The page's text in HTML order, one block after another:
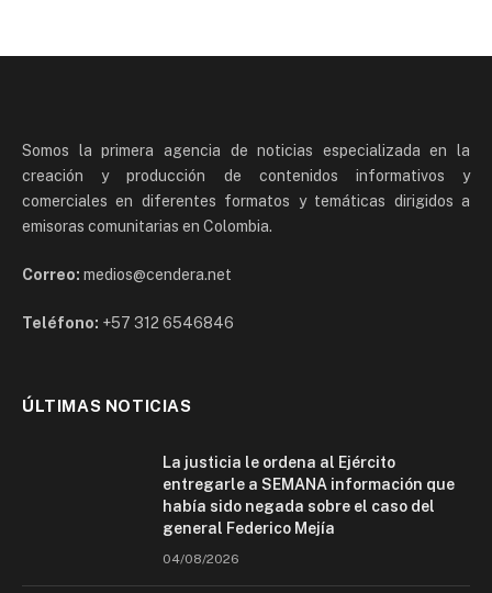
Somos la primera agencia de noticias especializada en la
creación y producción de contenidos informativos y
comerciales en diferentes formatos y temáticas dirigidos a
emisoras comunitarias en Colombia.
Correo: medios@cendera.net
Teléfono: +57 312 6546846
ÚLTIMAS NOTICIAS
La justicia le ordena al Ejército
entregarle a SEMANA información que
había sido negada sobre el caso del
general Federico Mejía
04/08/2026